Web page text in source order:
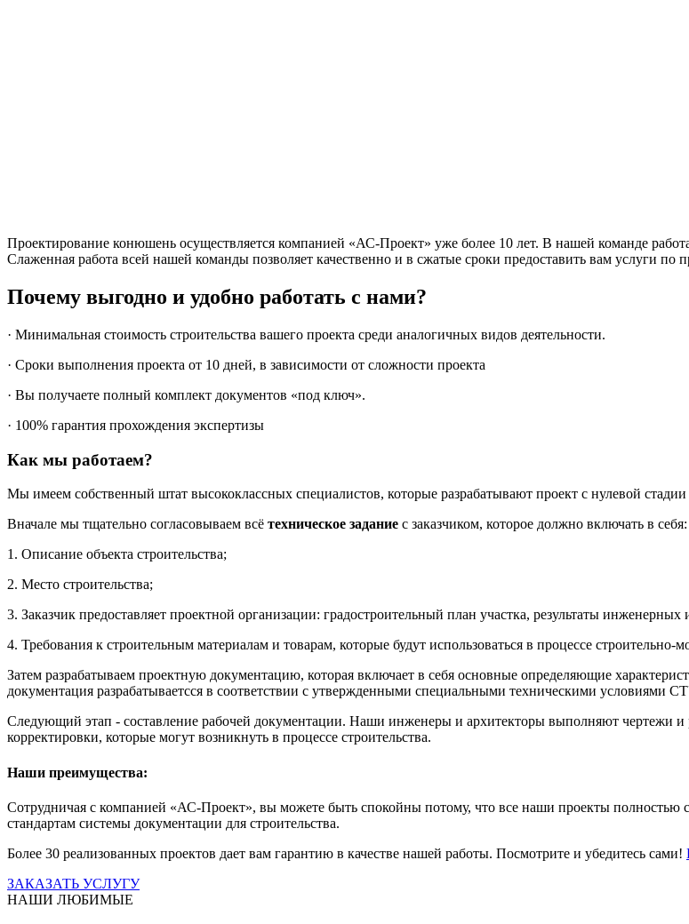
Проектирование конюшень осуществляется компанией «АС-Проект» уже более 10 лет. В нашей команде
Слаженная работа всей нашей команды позволяет качественно и в сжатые сроки предоставить вам услуги
Почему выгодно и удобно работать с нами?
· Минимальная стоимость строительства вашего проекта среди аналогичных видов деятельности.
· Сроки выполнения проекта от 10 дней, в зависимости от сложности проекта
· Вы получаете полный комплект документов «под ключ».
· 100% гарантия прохождения экспертизы
Как мы работаем?
Мы имеем собственный штат высококлассных специалистов, которые разрабатывают проект с нулевой
Вначале мы тщательно согласовываем всё техническое задание с заказчиком, которое должно включать в себя:
1. Описание объекта строительства;
2. Место строительства;
3. Заказчик предоставляет проектной организации: градостроительный план участка, результаты
4. Требования к строительным материалам и товарам, которые будут использоваться в процессе строительно-
Затем разрабатываем проектную документацию, которая включает в себя основные определяющие
документация разрабатываетсся в соответствии с утвержденными специальными техническими условиями
Следующий этап - составление рабочей документации. Наши инженеры и архитекторы выполняют чертежи
корректировки, которые могут возникнуть в процессе строительства.
Наши преимущества:
Сотрудничая с компанией «АС-Проект», вы можете быть спокойны потому, что все наши проекты
стандартам системы документации для строительства.
Более 30 реализованных проектов дает вам гарантию в качестве нашей работы. Посмотрите и убедитесь сами!
ЗАКАЗАТЬ УСЛУГУ
НАШИ ЛЮБИМЫЕ